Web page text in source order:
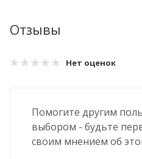
Отзывы
Нет оценок
Помогите другим
выбором - будьте
своим мнением об